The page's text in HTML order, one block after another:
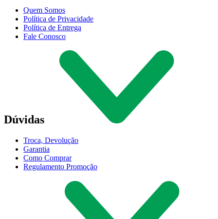
Quem Somos
Política de Privacidade
Política de Entrega
Fale Conosco
Dúvidas
Troca, Devolução
Garantia
Como Comprar
Regulamento Promoção